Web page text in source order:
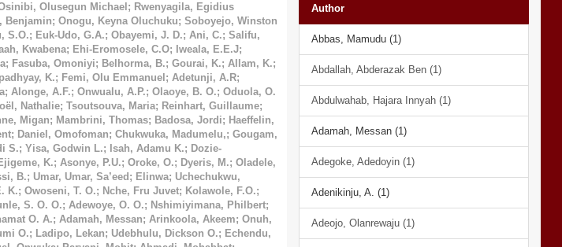
Olusegun Michael ; Rwenyagila, Egidius
Benjamin; Onogu, Keyna Oluchuku; Soboyejo, Winston
S.O.; Euk-Udo, G.A.; Obayemi, J. D.; Ani, C.; Salifu,
Kwabena; Ehi-Eromosele, C.O; Iweala, E.E.J;
; Fasuba, Omoniyi; Belhorma, B.; Gourai, K.; Allam, K.;
K.; Femi, Olu Emmanuel ; Adetunji, A.R;
; Alonge, A.F.; Onwualu, A.P.; Olaoye, B. O.; Oduola, O.
Nathalie; Tsoutsouva, Maria; Reinhart, Guillaume;
Migan; Mambrini, Thomas; Badosa, Jordi; Haeffelin,
; Daniel, Omofoman; Chukwuka, Madumelu,; Gougam,
S.; Yisa, Godwin L.; Isah, Adamu K.; Dozie-
K.; Asonye, P.U.; Oroke, O.; Dyeris, M.; Oladele,
B.; Umar, Umar, Sa’eed ; Elinwa; Uchechukwu,
K.; Owoseni, T. O.; Nche, Fru Juvet; Kolawole, F.O.;
S. O. O.; Adewoye, O. O.; Nshimiyimana, Philbert;
O. A.; Adamah, Messan; Arinkoola, Akeem; Onuh,
O.; Ladipo, Lekan; Udebhulu, Dickson O.; Echendu,
Author
Abbas, Mamudu (1)
Abdallah, Abderazak Ben (1)
Abdulwahab, Hajara Innyah (1)
Adamah, Messan (1)
Adegoke, Adedoyin (1)
Adenikinju, A. (1)
Adeojo, Olanrewaju (1)